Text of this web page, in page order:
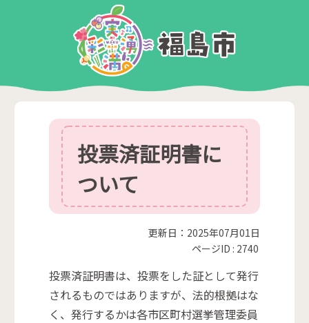
投票済証明書に
ついて
更新日：2025年07月01日
ページID : 2740
投票済証明書は、投票をした証として発行
されるものではありますが、法的根拠はな
く、発行するかは各市区町村選挙管理委員